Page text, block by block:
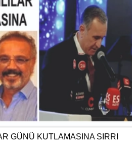
GÜNÜ KUTLAMASINA SIRRI